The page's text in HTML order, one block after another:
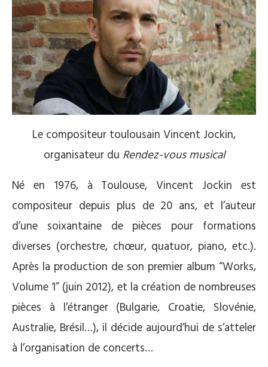
Le compositeur toulousain Vincent Jockin,
organisateur du Rendez-vous musical
Né en 1976, à Toulouse, Vincent Jockin est
compositeur depuis plus de 20 ans, et l’auteur
d’une soixantaine de pièces pour formations
diverses (orchestre, chœur, quatuor, piano, etc.).
Après la production de son premier album “Works,
Volume 1” (juin 2012), et la création de nombreuses
pièces à l’étranger (Bulgarie, Croatie, Slovénie,
Australie, Brésil…), il décide aujourd’hui de s’atteler
à l’organisation de concerts…